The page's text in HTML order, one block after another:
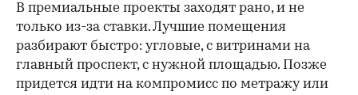
В премиальные проекты заходят рано, и не
только из-за ставки. Лучшие помещения
разбирают быстро: угловые, с витринами на
главный проспект, с нужной площадью. Позже
придется идти на компромисс по метражу или